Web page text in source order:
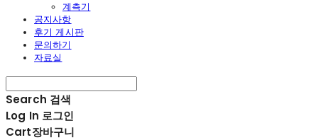
계측기
공지사항
후기 게시판
문의하기
자료실
Search 검색
Log In 로그인
Cart장바구니